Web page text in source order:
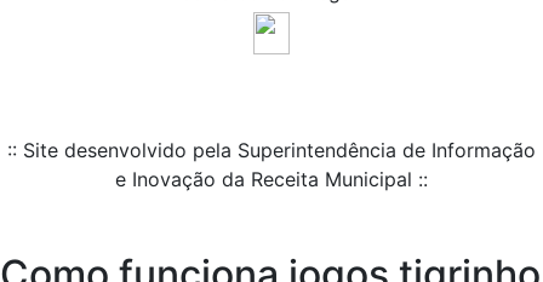
:: Site desenvolvido pela Superintendência de Informação
e Inovação da Receita Municipal ::